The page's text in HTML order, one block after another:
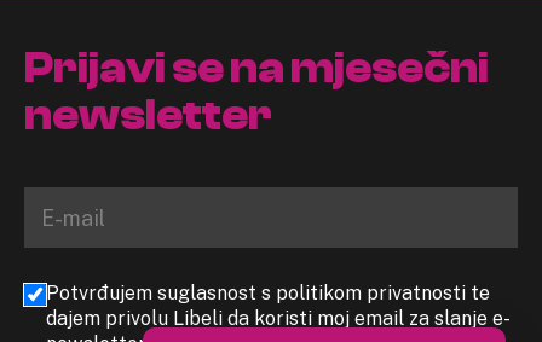
Prijavi se na mjesečni
newsletter
Potvrđujem suglasnost s politikom privatnosti te
dajem privolu Libeli da koristi moj email za slanje e-